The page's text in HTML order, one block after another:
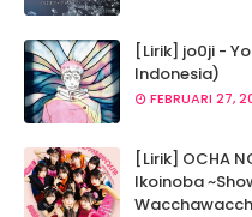
[Lirik] jo0ji -
Indonesia)
FEBRUARI 27,
[Lirik] OCHA
Ikoinoba